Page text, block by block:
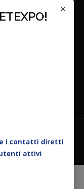
×
e i contatti diretti
attivi